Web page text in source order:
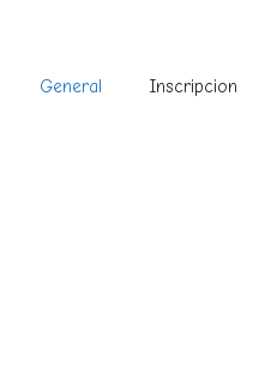
General Inscripcion